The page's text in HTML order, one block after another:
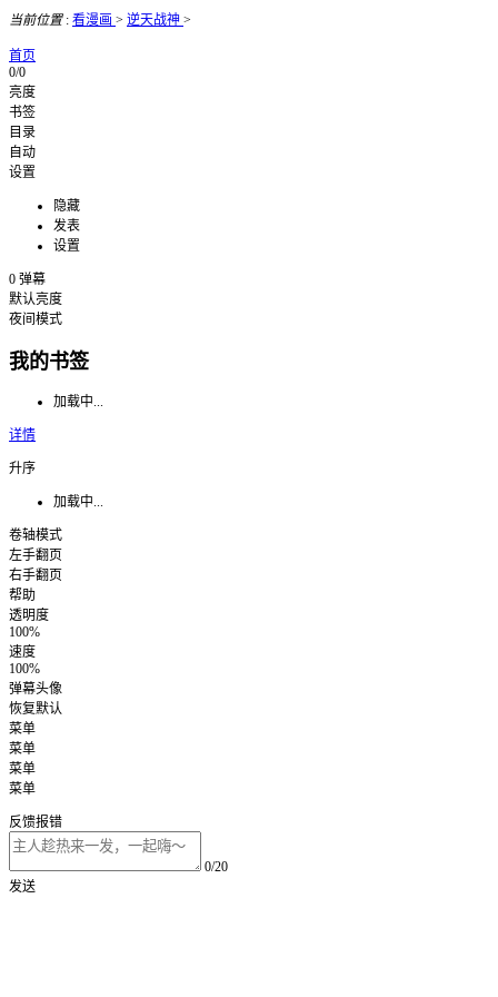
当前位置: 看漫画 > 逆天战神 >
首页
0/0
亮度
书签
目录
自动
设置
隐藏
发表
设置
0 弹幕
默认亮度
夜间模式
我的书签
加载中...
详情
升序
加载中...
卷轴模式
左手翻页
右手翻页
帮助
透明度
100%
速度
100%
弹幕头像
恢复默认
菜单
菜单
菜单
菜单
反馈报错
0/20
发送